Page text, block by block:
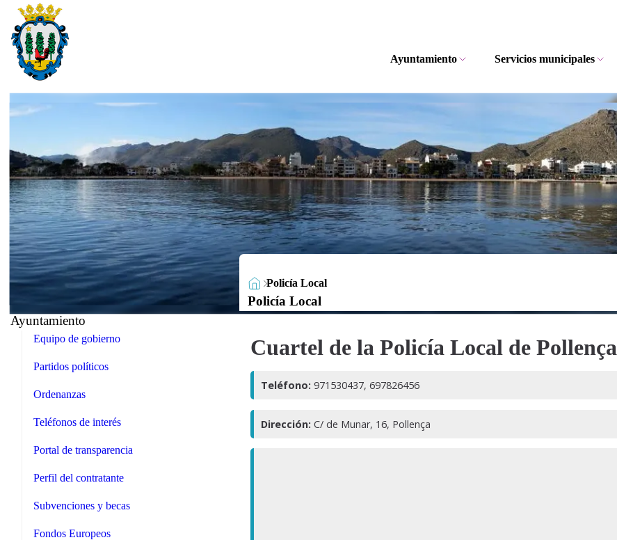
Ayuntamiento Servicios municipales
Policía Local
Policía Local
Ayuntamiento
Equipo de gobierno
Partidos políticos
Ordenanzas
Teléfonos de interés
Portal de transparencia
Perfil del contratante
Subvenciones y becas
Fondos Europeos
Cuartel de la Policía Local de Pollença
Teléfono: 971530437, 697826456
Dirección: C/ de Munar, 16, Pollença